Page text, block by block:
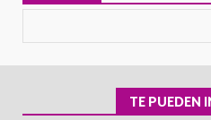
TE PUEDEN